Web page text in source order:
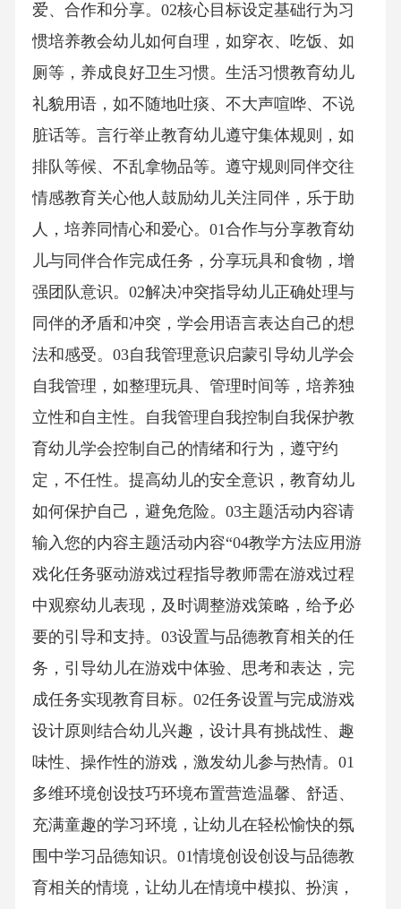
爱、合作和分享。02核心目标设定基础行为习
惯培养教会幼儿如何自理，如穿衣、吃饭、如
厕等，养成良好卫生习惯。生活习惯教育幼儿
礼貌用语，如不随地吐痰、不大声喧哗、不说
脏话等。言行举止教育幼儿遵守集体规则，如
排队等候、不乱拿物品等。遵守规则同伴交往
情感教育关心他人鼓励幼儿关注同伴，乐于助
人，培养同情心和爱心。01合作与分享教育幼
儿与同伴合作完成任务，分享玩具和食物，增
强团队意识。02解决冲突指导幼儿正确处理与
同伴的矛盾和冲突，学会用语言表达自己的想
法和感受。03自我管理意识启蒙引导幼儿学会
自我管理，如整理玩具、管理时间等，培养独
立性和自主性。自我管理自我控制自我保护教
育幼儿学会控制自己的情绪和行为，遵守约
定，不任性。提高幼儿的安全意识，教育幼儿
如何保护自己，避免危险。03主题活动内容请
输入您的内容主题活动内容“04教学方法应用游
戏化任务驱动游戏过程指导教师需在游戏过程
中观察幼儿表现，及时调整游戏策略，给予必
要的引导和支持。03设置与品德教育相关的任
务，引导幼儿在游戏中体验、思考和表达，完
成任务实现教育目标。02任务设置与完成游戏
设计原则结合幼儿兴趣，设计具有挑战性、趣
味性、操作性的游戏，激发幼儿参与热情。01
多维环境创设技巧环境布置营造温馨、舒适、
充满童趣的学习环境，让幼儿在轻松愉快的氛
围中学习品德知识。01情境创设创设与品德教
育相关的情境，让幼儿在情境中模拟、扮演，